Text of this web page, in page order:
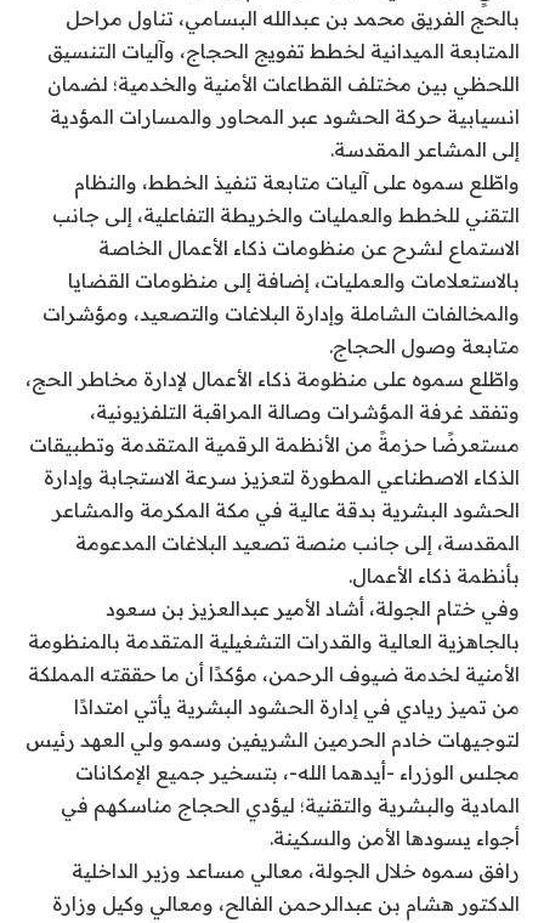
بالحج الفريق محمد بن عبدالله البسامي، تناول مراحل
المتابعة الميدانية لخطط تفويج الحجاج، وآليات التنسيق
اللحظي بين مختلف القطاعات الأمنية والخدمية؛ لضمان
انسيابية حركة الحشود عبر المحاور والمسارات المؤدية
إلى المشاعر المقدسة.
واطّلع سموه على آليات متابعة تنفيذ الخطط، والنظام
التقني للخطط والعمليات والخريطة التفاعلية، إلى جانب
الاستماع لشرح عن منظومات ذكاء الأعمال الخاصة
بالاستعلامات والعمليات، إضافة إلى منظومات القضايا
والمخالفات الشاملة وإدارة البلاغات والتصعيد، ومؤشرات
متابعة وصول الحجاج.
واطّلع سموه على منظومة ذكاء الأعمال لإدارة مخاطر الحج،
وتفقد غرفة المؤشرات وصالة المراقبة التلفزيونية،
مستعرضًا حزمةً من الأنظمة الرقمية المتقدمة وتطبيقات
الذكاء الاصطناعي المطورة لتعزيز سرعة الاستجابة وإدارة
الحشود البشرية بدقة عالية في مكة المكرمة والمشاعر
المقدسة، إلى جانب منصة تصعيد البلاغات المدعومة
بأنظمة ذكاء الأعمال.
وفي ختام الجولة، أشاد الأمير عبدالعزيز بن سعود
بالجاهزية العالية والقدرات التشغيلية المتقدمة بالمنظومة
الأمنية لخدمة ضيوف الرحمن، مؤكدًا أن ما حققته المملكة
من تميز ريادي في إدارة الحشود البشرية يأتي امتدادًا
لتوجيهات خادم الحرمين الشريفين وسمو ولي العهد رئيس
مجلس الوزراء -أيدهما الله-، بتسخير جميع الإمكانات
المادية والبشرية والتقنية؛ ليؤدي الحجاج مناسكهم في
أجواء يسودها الأمن والسكينة.
رافق سموه خلال الجولة، معالي مساعد وزير الداخلية
الدكتور هشام بن عبدالرحمن الفالح، ومعالي وكيل وزارة